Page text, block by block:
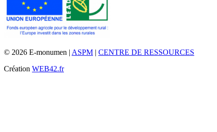
© 2026 E-monumen | ASPM | CENTRE DE RESSOURCES
Création WEB42.fr